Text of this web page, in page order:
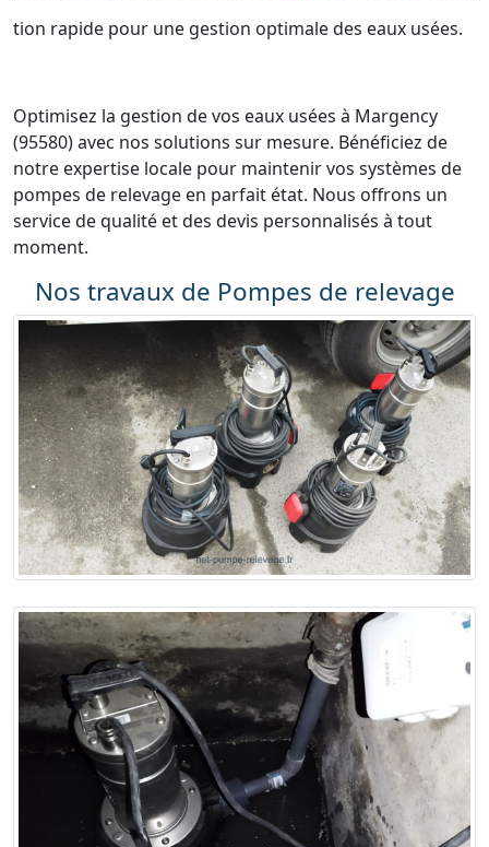
tion rapide pour une gestion optimale des eaux usées.
Optimisez la gestion de vos eaux usées à Margency
(95580) avec nos solutions sur mesure. Bénéficiez de
notre expertise locale pour maintenir vos systèmes de
pompes de relevage en parfait état. Nous offrons un
service de qualité et des devis personnalisés à tout
moment.
Nos travaux de Pompes de relevage